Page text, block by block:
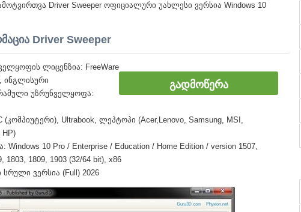
Driver Sweeper ოფიციალური უახლესი ვერსია Windows 10
Driver Sweeper
ᲒᲐᲓᲛᲝᲬᲔᲠᲐ
ლიცენზია: FreeWare
ინგლისური
უზრუნველყოფა:
(კომპიუტერი), Ultrabook, ლეპტოპი (Acer,Lenovo, Samsung, MSI,
HP)
Windows 10 Pro / Enterprise / Education / Home Edition / version 1507,
1803, 1809, 1903 (32/64 bit), x86
სრული ვერსია (Full) 2026